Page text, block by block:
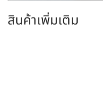
สินค้าเพิ่มเติม